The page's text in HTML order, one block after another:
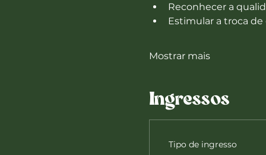
Reconhecer a
Estimular a troca
Mostrar mais
Ingressos
Tipo de ingresso